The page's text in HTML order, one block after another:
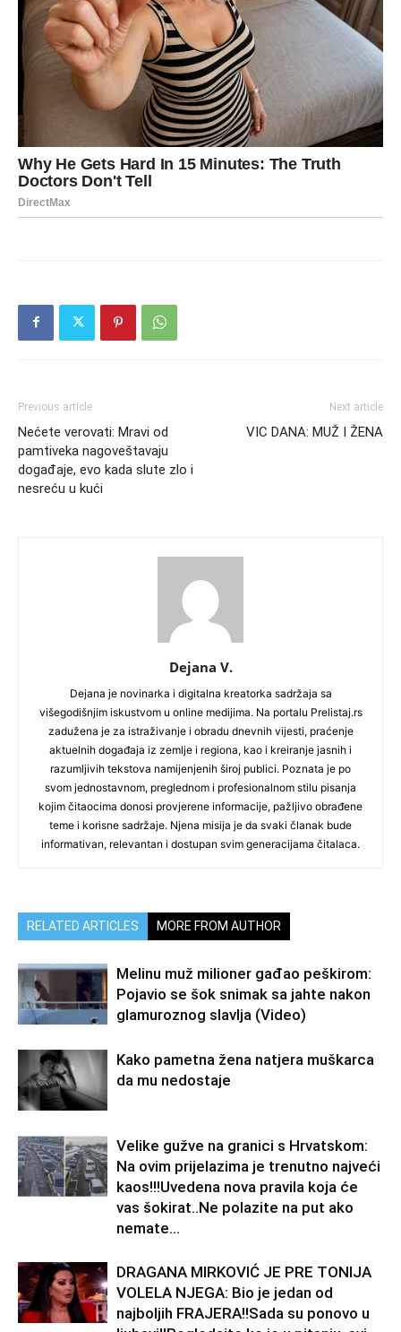
Previous article
Nećete verovati: Mravi od
pamtiveka nagoveštavaju
događaje, evo kada slute zlo i
nesreću u kući
Next article
VIC DANA: MUŽ I ŽENA
Dejana V.
Dejana je novinarka i digitalna kreatorka sadržaja sa
višegodišnjim iskustvom u online medijima. Na portalu Prelistaj.rs
zadužena je za istraživanje i obradu dnevnih vijesti, praćenje
aktuelnih događaja iz zemlje i regiona, kao i kreiranje jasnih i
razumljivih tekstova namijenjenih široj publici. Poznata je po
svom jednostavnom, preglednom i profesionalnom stilu pisanja
kojim čitaocima donosi provjerene informacije, pažljivo obrađene
teme i korisne sadržaje. Njena misija je da svaki članak bude
informativan, relevantan i dostupan svim generacijama čitalaca.
RELATED ARTICLES MORE FROM AUTHOR
Melinu muž milioner gađao peškirom:
Pojavio se šok snimak sa jahte nakon
glamuroznog slavlja (Video)
Kako pametna žena natjera muškarca
da mu nedostaje
Velike gužve na granici s Hrvatskom:
Na ovim prijelazima je trenutno najveći
kaos!!!Uvedena nova pravila koja će
vas šokirat..Ne polazite na put ako
nemate...
DRAGANA MIRKOVIĆ JE PRE TONIJA
VOLELA NJEGA: Bio je jedan od
najboljih FRAJERA!!Sada su ponovo u